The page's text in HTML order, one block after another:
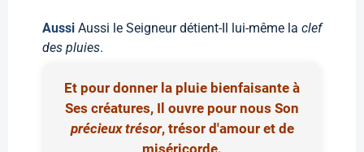
Aussi Aussi le Seigneur détient-Il lui-même la clef
des pluies.
Et pour donner la pluie bienfaisante à
Ses créatures, Il ouvre pour nous Son
précieux trésor, trésor d'amour et de